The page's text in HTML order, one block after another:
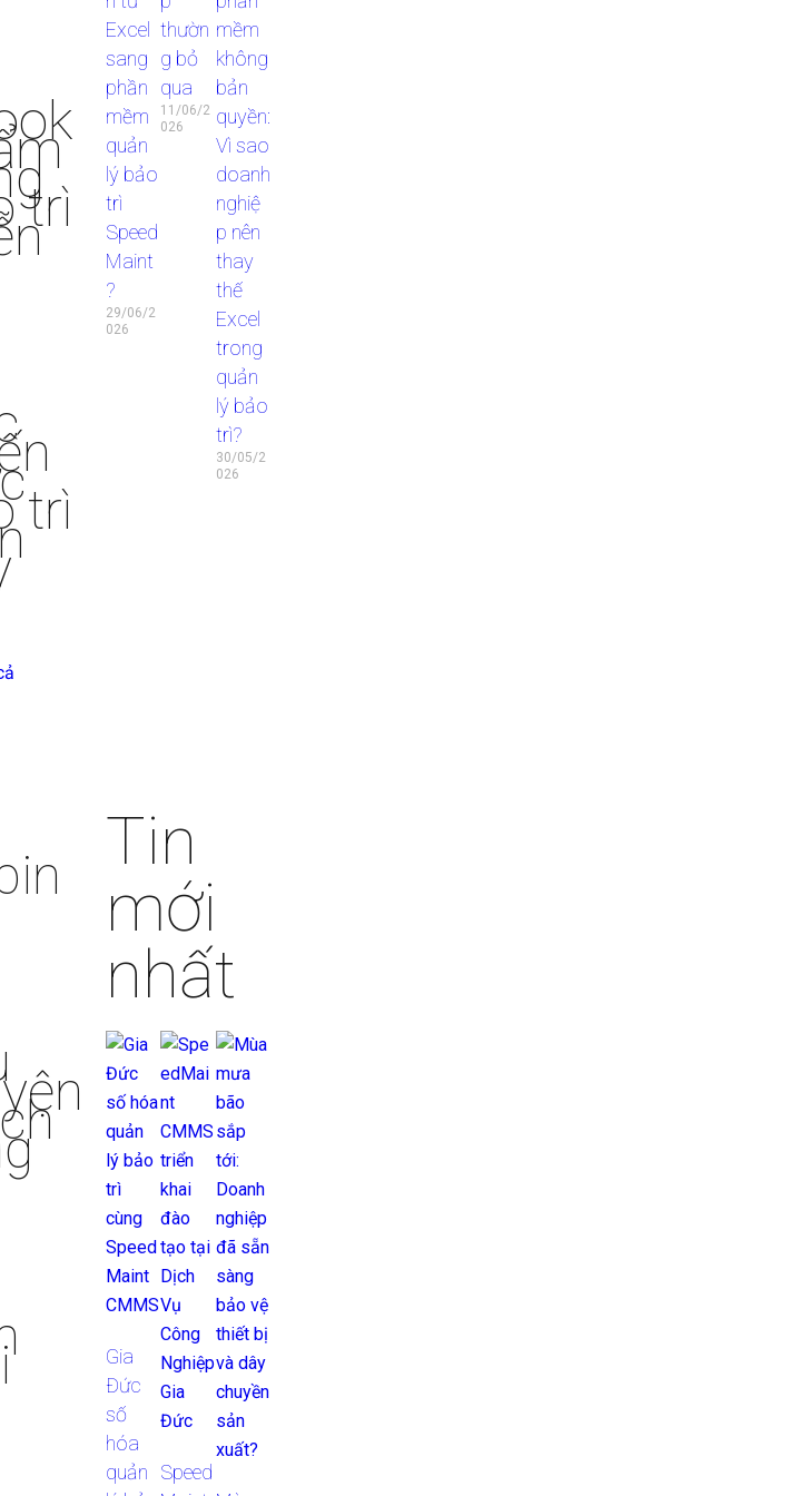
trì
trì
Excel
sang
phần
mềm
quản
lý bảo
trì
Speed
Maint
?
29/06/2
026
thườn
g bỏ
qua
11/06/2
026
mềm
không
bản
quyền:
Vì sao
doanh
nghiệ
p nên
thay
thế
Excel
trong
quản
lý bảo
trì?
30/05/2
026
Tin
mới
nhất
Gia
Đức
số
hóa
quản
Speed